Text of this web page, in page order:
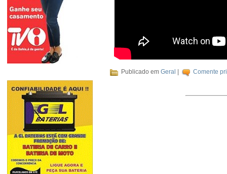
Publicado em Geral Comente